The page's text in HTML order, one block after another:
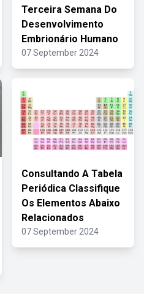
Terceira Semana Do
Desenvolvimento
Embrionário Humano
07 September 2024
Consultando A Tabela
Periódica Classifique
Os Elementos Abaixo
Relacionados
07 September 2024